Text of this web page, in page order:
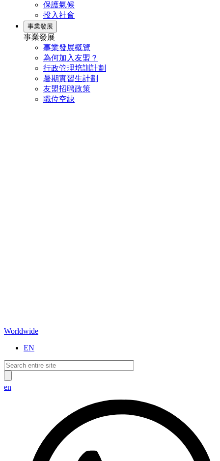
保護氣候
投入社會
事業發展
事業發展
事業發展概覽
為何加入友盟？
行政管理培訓計劃
暑期實習生計劃
友盟招聘政策
職位空缺
Worldwide
EN
en